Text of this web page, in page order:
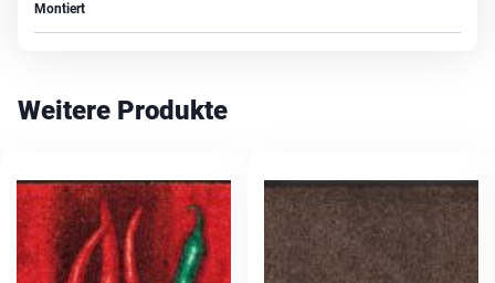
Montiert
Weitere Produkte